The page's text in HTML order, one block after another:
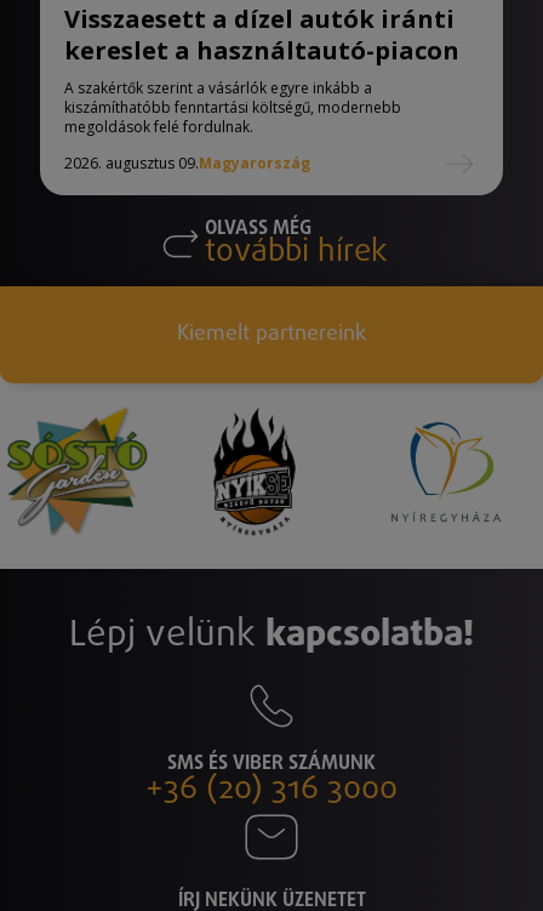
Visszaesett a dízel autók iránti
kereslet a használtautó-piacon
A szakértők szerint a vásárlók egyre inkább a
kiszámíthatóbb fenntartási költségű, modernebb
megoldások felé fordulnak.
2026. augusztus 09.Magyarország
OLVASS MÉG
további hírek
Kiemelt partnereink
Lépj velünk kapcsolatba!
SMS ÉS VIBER SZÁMUNK
+36 (20) 316 3000
ÍRJ NEKÜNK ÜZENETET